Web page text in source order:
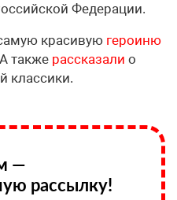
Федерации.
красивую героиню
также рассказали о
классики.
—
рассылку!